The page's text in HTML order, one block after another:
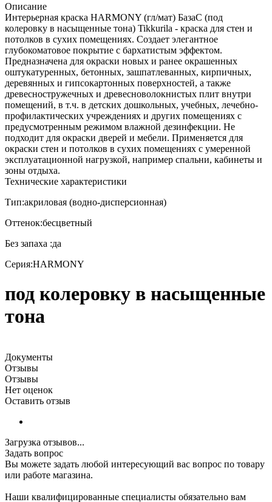
Описание
Интерьерная краска HARMONY (гл/мат) БазаС (под
колеровку в насыщенные тона) Tikkurila - краска для стен и
потолков в сухих помещениях. Создает элегантное
глубокоматовое покрытие с бархатистым эффектом.
Предназначена для окраски новых и ранее окрашенных
оштукатуренных, бетонных, зашпатлеванных, кирпичных,
деревянных и гипсокартонных поверхностей, а также
древесностружечных и древесноволокнистых плит внутри
помещений, в т.ч. в детских дошкольных, учебных, лечебно-
профилактических учреждениях и других помещениях с
предусмотренным режимом влажной дезинфекции. Не
подходит для окраски дверей и мебели. Применяется для
окраски стен и потолков в сухих помещениях с умеренной
эксплуатационной нагрузкой, например спальни, кабинеты и
зоны отдыха.
Технические характеристики
Тип:акриловая (водно-дисперсионная)
Оттенок:бесцветный
Без запаха :да
Серия:HARMONY
под колеровку в насыщенные
тона
Документы
Отзывы
Отзывы
Нет оценок
Оставить отзыв
Загрузка отзывов...
Задать вопрос
Вы можете задать любой интересующий вас вопрос по товару
или работе магазина.
Наши квалифицированные специалисты обязательно вам